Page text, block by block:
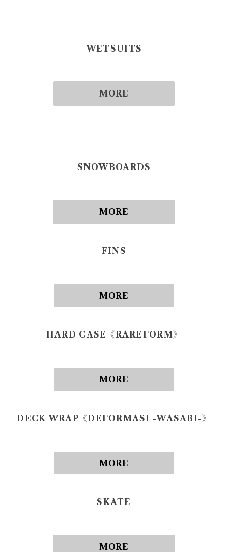
WETSUITS
MORE
SNOWBOARDS
MORE
FINS
MORE
HARD CASE《RAREFORM》
MORE
DECK WRAP《DEFORMASI -WASABI-》
MORE
SKATE
MORE